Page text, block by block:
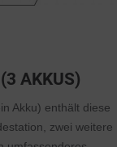
AKKUS)
Akku) enthält diese
zwei weitere